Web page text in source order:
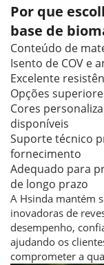
Por que
base de
Conteúdo de
Isento de COV e
Excelente
Opções
Cores
disponíveis
Suporte técnico
fornecimento
Adequado para
de longo prazo
A Hsinda mantém
inovadoras de
desempenho,
ajudando os
comprometer a